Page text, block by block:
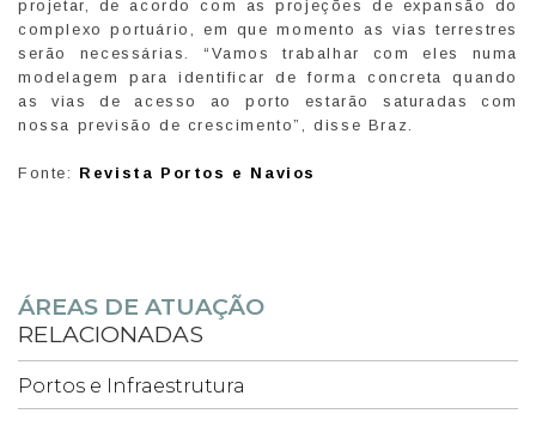
projetar, de acordo com as projeções de expansão do
complexo portuário, em que momento as vias terrestres
serão necessárias. “Vamos trabalhar com eles numa
modelagem para identificar de forma concreta quando
as vias de acesso ao porto estarão saturadas com
nossa previsão de crescimento”, disse Braz.
Fonte: Revista Portos e Navios
ÁREAS DE ATUAÇÃO
RELACIONADAS
Portos e Infraestrutura